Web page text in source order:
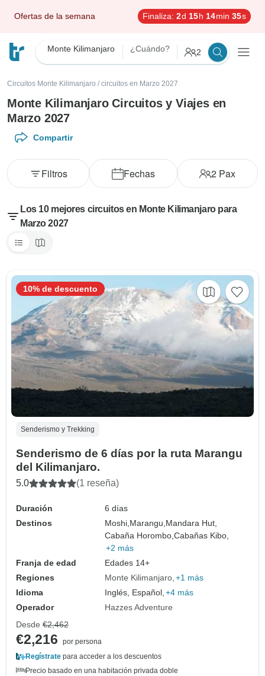
Ofertas de la semana Finaliza: 2d 15h 14min 33s
Monte Kilimanjaro ¿Cuándo? 2
Circuitos Monte Kilimanjaro / circuitos en Marzo 2027
Monte Kilimanjaro Circuitos y Viajes en
Marzo 2027
Compartir
Fechas 2 Pax
Filtros
Los 10 mejores circuitos en Monte Kilimanjaro para
Marzo 2027
Senderismo y Trekking
Senderismo de 6 días por la ruta Marangu
del Kilimanjaro.
5.0 (1 reseña)
Duración
6 días
Destinos
Moshi, Marangu, Mandara Hut,
Cabaña Horombo,Cabañas Kibo,
+2 más
Franja de edad
Edades 14+
Regiones
Monte Kilimanjaro +1 más
Idioma
Inglés, Español, +4 más
Operador
Hazzes Adventure
10% de descuento
Desde €2,462
€2,216
por persona
Regístrate para acceder a los descuentos
Precio basado en una habitación privada doble